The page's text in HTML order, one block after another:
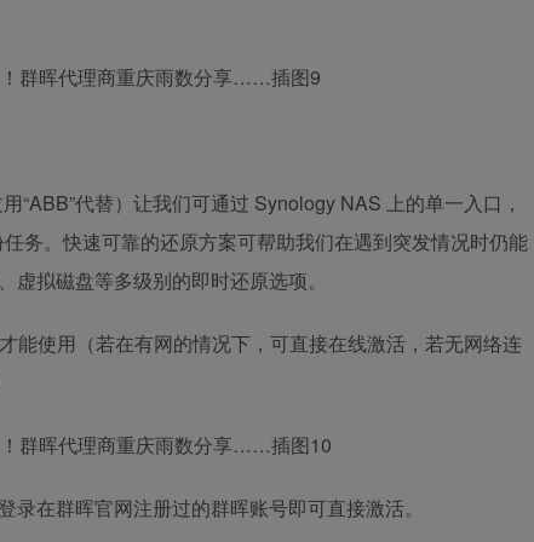
用“ABB”代替）让我们可通过 Synology NAS 上的单一入口，
务。快速可靠的还原方案可帮助我们在遇到突发情况时仍能
拟磁盘等多级别的即时还原选项。
能使用（若在有网的情况下，可直接在线激活，若无网络连
在群晖官网注册过的群晖账号即可直接激活。